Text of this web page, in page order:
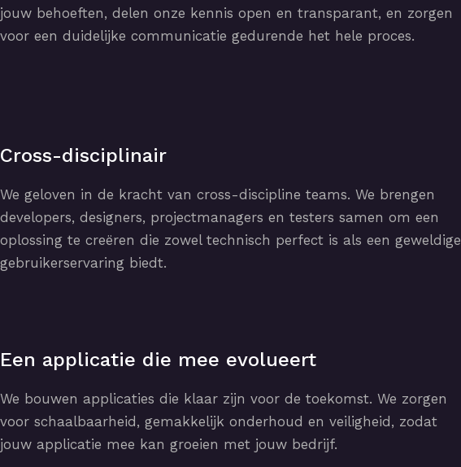
jouw behoeften, delen onze kennis open en transparant, en zorgen
voor een duidelijke communicatie gedurende het hele proces.
Cross-disciplinair
We geloven in de kracht van cross-discipline teams. We brengen
developers, designers, projectmanagers en testers samen om een
oplossing te creëren die zowel technisch perfect is als een geweldige
gebruikerservaring biedt.
Een applicatie die mee evolueert
We bouwen applicaties die klaar zijn voor de toekomst. We zorgen
voor schaalbaarheid, gemakkelijk onderhoud en veiligheid, zodat
jouw applicatie mee kan groeien met jouw bedrijf.